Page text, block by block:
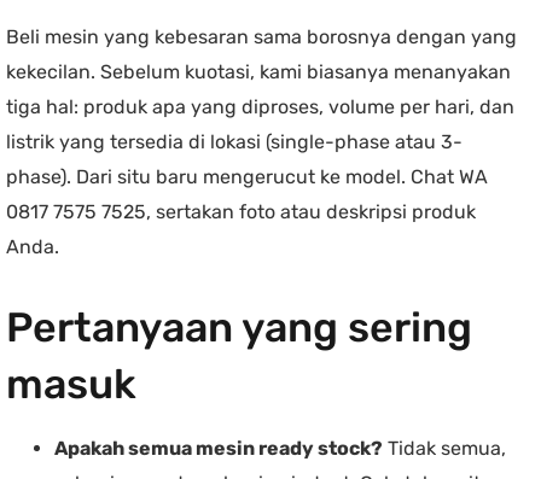
Beli mesin yang kebesaran sama borosnya dengan yang
kekecilan. Sebelum kuotasi, kami biasanya menanyakan
tiga hal: produk apa yang diproses, volume per hari, dan
listrik yang tersedia di lokasi (single-phase atau 3-
phase). Dari situ baru mengerucut ke model. Chat WA
0817 7575 7525, sertakan foto atau deskripsi produk
Anda.
Pertanyaan yang sering
masuk
Apakah semua mesin ready stock? Tidak semua,